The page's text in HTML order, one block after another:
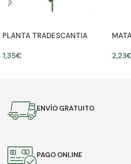
PLANTA TRADESCANTIA
1,35€
2,23
ENVÍO GRATUITO
PAGO ONLINE